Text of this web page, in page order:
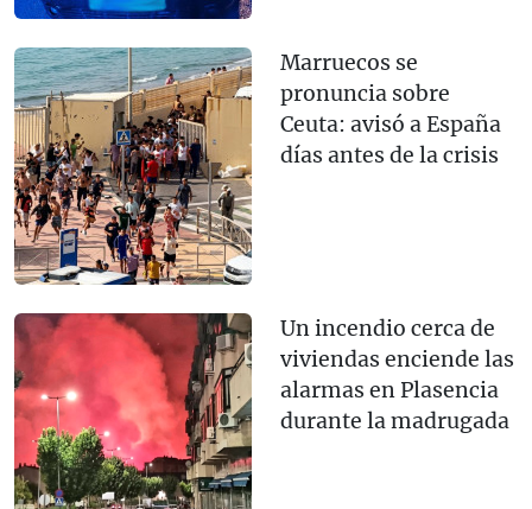
Marruecos se
pronuncia sobre
Ceuta: avisó a España
días antes de la crisis
Un incendio cerca de
viviendas enciende las
alarmas en Plasencia
durante la madrugada